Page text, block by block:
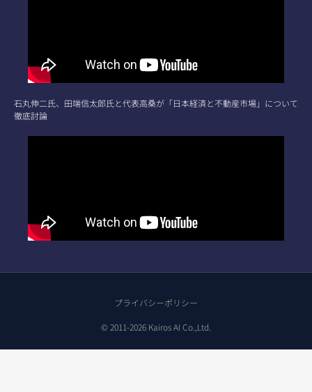
石丸伸二氏、田端信太郎氏と代表高桑が「日本経済と不動産市場」について
徹底討論
© 2011-2026 Kairos AI Co.,Ltd.
プライバシーポリシー